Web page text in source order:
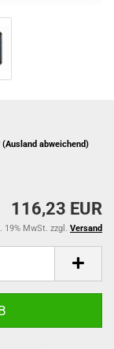
(Ausland abweichend)
116,23 EUR
19% MwSt. zzgl. Versand